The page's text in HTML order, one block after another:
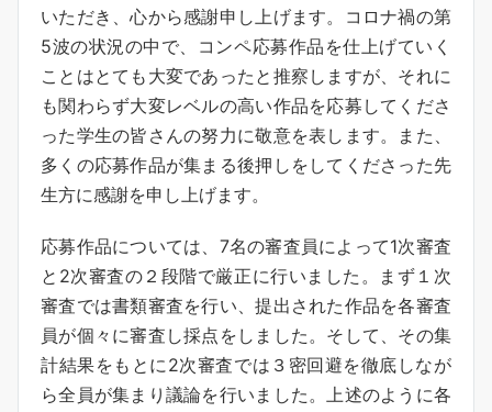
いただき、心から感謝申し上げます。コロナ禍の第
5波の状況の中で、コンペ応募作品を仕上げていく
ことはとても大変であったと推察しますが、それに
も関わらず大変レベルの高い作品を応募してくださ
った学生の皆さんの努力に敬意を表します。また、
多くの応募作品が集まる後押しをしてくださった先
生方に感謝を申し上げます。
応募作品については、7名の審査員によって1次審査
と2次審査の２段階で厳正に行いました。まず１次
審査では書類審査を行い、提出された作品を各審査
員が個々に審査し採点をしました。そして、その集
計結果をもとに2次審査では３密回避を徹底しなが
ら全員が集まり議論を行いました。上述のように各